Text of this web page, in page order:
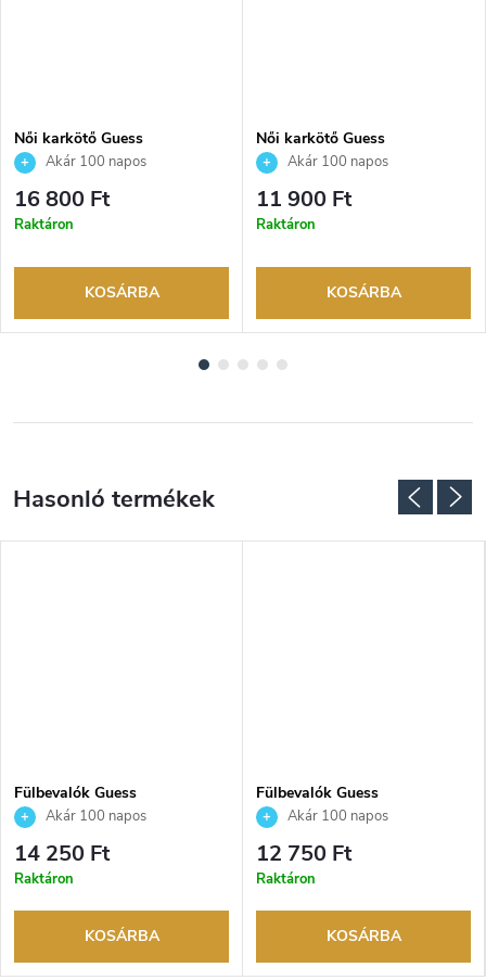
Női karkötő Guess
JUBB04557JWYGS
Akár 100 napos
visszaküldési lehetőség. Hivatalos
márkakereskedő.
16 800 Ft
Raktáron
KOSÁRBA
Női karkötő Guess
JUBB06082JWYGS
Akár 100 napos
visszaküldési lehetőség. Hivatalos
márkakereskedő.
11 900 Ft
Raktáron
KOSÁRBA
Fülbevalók Guess
JUBE05465JWRHT
Akár 100 napos
visszaküldési lehetőség. Hivatalos
márkakereskedő.
14 250 Ft
Raktáron
KOSÁRBA
Fülbevalók Guess
JUBE02158JWYGT
Akár 100 napos
visszaküldési lehetőség. Hivatalos
márkakereskedő.
12 750 Ft
Raktáron
KOSÁRBA